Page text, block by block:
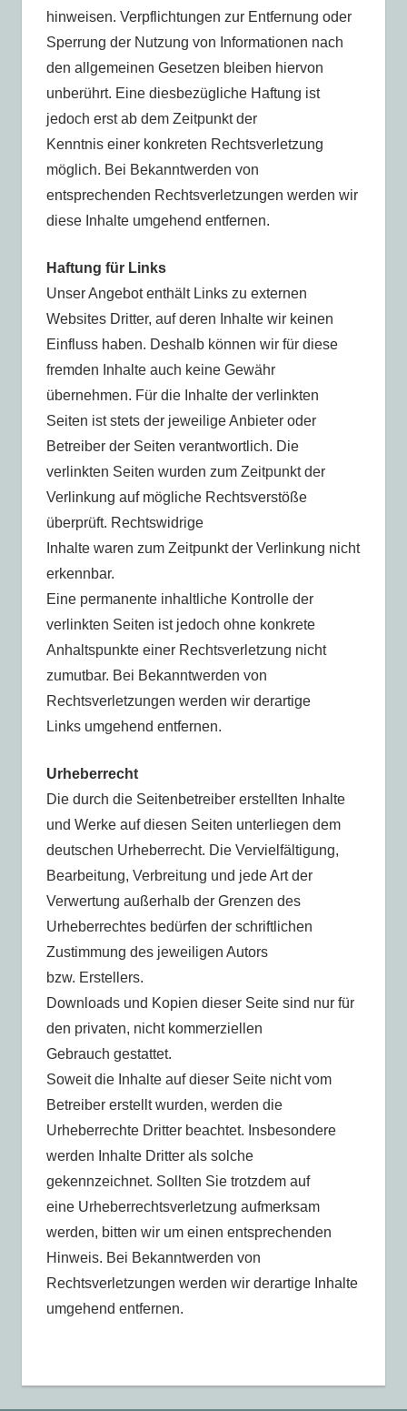
hinweisen. Verpflichtungen zur Entfernung oder
Sperrung der Nutzung von Informationen nach
den allgemeinen Gesetzen bleiben hiervon
unberührt. Eine diesbezügliche Haftung ist
jedoch erst ab dem Zeitpunkt der
Kenntnis einer konkreten Rechtsverletzung
möglich. Bei Bekanntwerden von
entsprechenden Rechtsverletzungen werden wir
diese Inhalte umgehend entfernen.
Haftung für Links
Unser Angebot enthält Links zu externen
Websites Dritter, auf deren Inhalte wir keinen
Einfluss haben. Deshalb können wir für diese
fremden Inhalte auch keine Gewähr
übernehmen. Für die Inhalte der verlinkten
Seiten ist stets der jeweilige Anbieter oder
Betreiber der Seiten verantwortlich. Die
verlinkten Seiten wurden zum Zeitpunkt der
Verlinkung auf mögliche Rechtsverstöße
überprüft. Rechtswidrige
Inhalte waren zum Zeitpunkt der Verlinkung nicht
erkennbar.
Eine permanente inhaltliche Kontrolle der
verlinkten Seiten ist jedoch ohne konkrete
Anhaltspunkte einer Rechtsverletzung nicht
zumutbar. Bei Bekanntwerden von
Rechtsverletzungen werden wir derartige
Links umgehend entfernen.
Urheberrecht
Die durch die Seitenbetreiber erstellten Inhalte
und Werke auf diesen Seiten unterliegen dem
deutschen Urheberrecht. Die Vervielfältigung,
Bearbeitung, Verbreitung und jede Art der
Verwertung außerhalb der Grenzen des
Urheberrechtes bedürfen der schriftlichen
Zustimmung des jeweiligen Autors
bzw. Erstellers.
Downloads und Kopien dieser Seite sind nur für
den privaten, nicht kommerziellen
Gebrauch gestattet.
Soweit die Inhalte auf dieser Seite nicht vom
Betreiber erstellt wurden, werden die
Urheberrechte Dritter beachtet. Insbesondere
werden Inhalte Dritter als solche
gekennzeichnet. Sollten Sie trotzdem auf
eine Urheberrechtsverletzung aufmerksam
werden, bitten wir um einen entsprechenden
Hinweis. Bei Bekanntwerden von
Rechtsverletzungen werden wir derartige Inhalte
umgehend entfernen.